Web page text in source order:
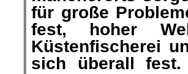
fest, hoher
Küstenfischerei
sich überall
kommenden